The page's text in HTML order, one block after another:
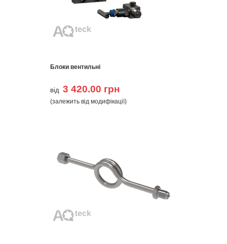
Блоки вентильні
від 3 420.00 грн
(залежить від модифікації)